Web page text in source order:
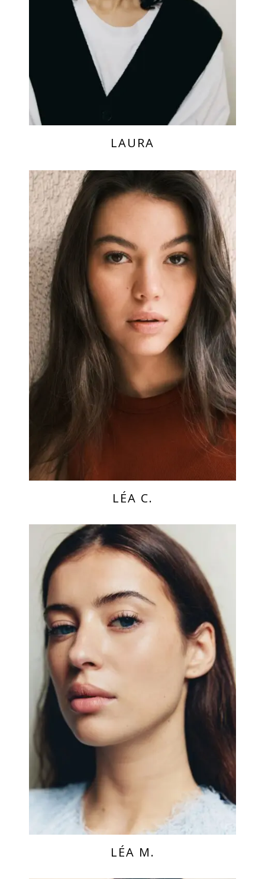
LAURA
LÉA C.
LÉA M.